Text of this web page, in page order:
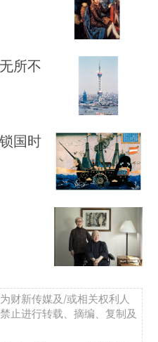
所不
国时
财新传媒及/或相关权利人
止进行转载、摘编、复制及